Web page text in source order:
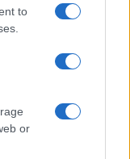
to
or
diffusi tra le